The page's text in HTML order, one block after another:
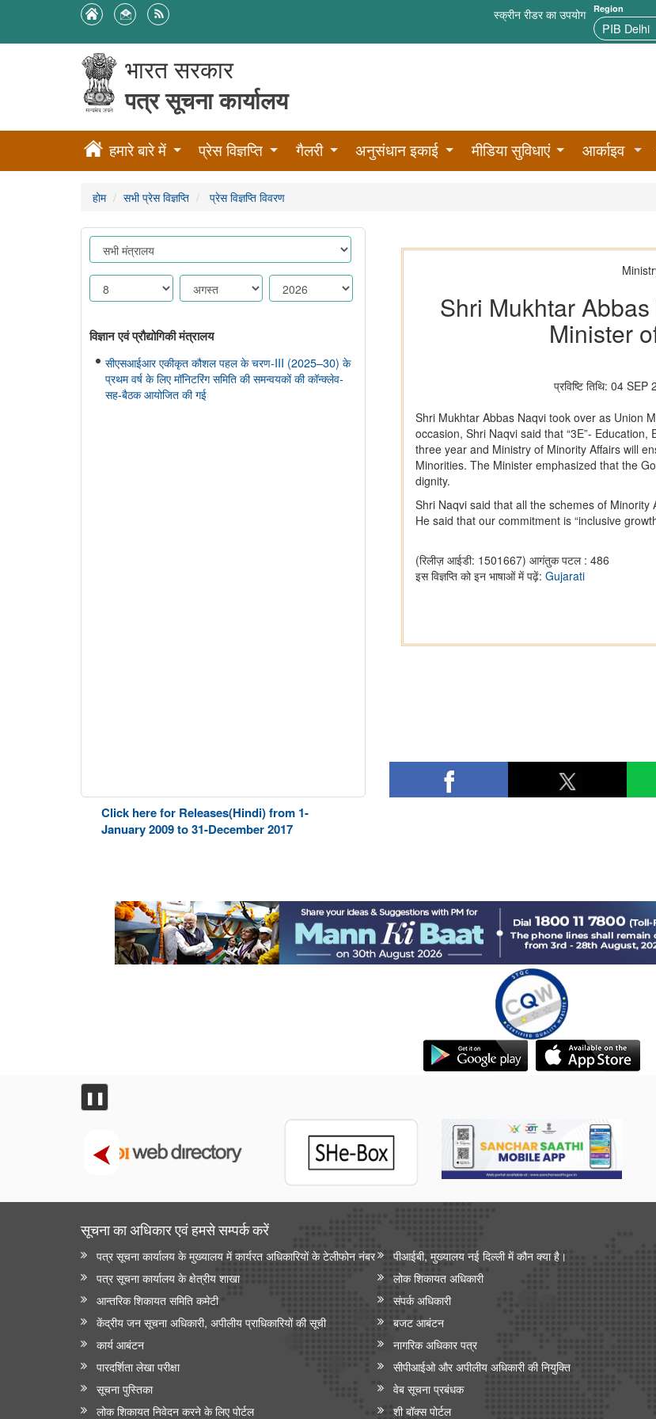
स्क्रीन रीडर का उपयोग Region
भारत सरकार
पत्र सूचना कार्यालय
हमारे बारे में प्रेस विज्ञप्ति गैलरी अनुसंधान इकाई मीडिया सुविधाएं आर्काइव
होम सभी प्रेस विज्ञप्ति प्रेस विज्ञप्ति विवरण
विज्ञान एवं प्रौद्योगिकी मंत्रालय
सीएसआईआर एकीकृत कौशल पहल के चरण-III (2025–30) के
प्रथम वर्ष के लिए मॉनिटरिंग समिति की समन्वयकों की कॉन्क्लेव-
सह-बैठक आयोजित की गई
Click here for Releases(Hindi) from 1-
January 2009 to 31-December 2017
❚❚
सूचना का अधिकार एवं हमसे सम्‍पर्क करें
पत्र सूचना कार्यालय के मुख्यालय में कार्यरत अधिकारियों के टेलीफोन नंबर
पीआईबी, मुख्यालय नई दिल्ली में कौन क्या है।
पत्र सूचना कार्यालय के क्षेत्रीय शाखा
लोक शिकायत अधिकारी
आन्‍तरिक शिकायत समिति कमेटी
संपर्क अधिकारी
केंद्रीय जन सूचना अधिकारी, अपीलीय प्राधिकारियों की सूची
बजट आबंटन
कार्य आबंटन
नागरिक अधिकार पत्र
पारदर्शिता लेखा परीक्षा
सीपीआईओ और अपी‍लीय अधिकारी की नियुक्ति
सूचना पुस्तिका
वेब सूचना प्रबंधक
लोक शिकायत निवेदन करने के लिए पोर्टल
शी बॉक्स पोर्टल